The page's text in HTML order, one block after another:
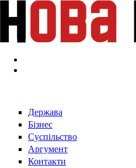
Перейти к основному содержанию
Держава
Бізнес
Суспільство
Аргумент
Контакти